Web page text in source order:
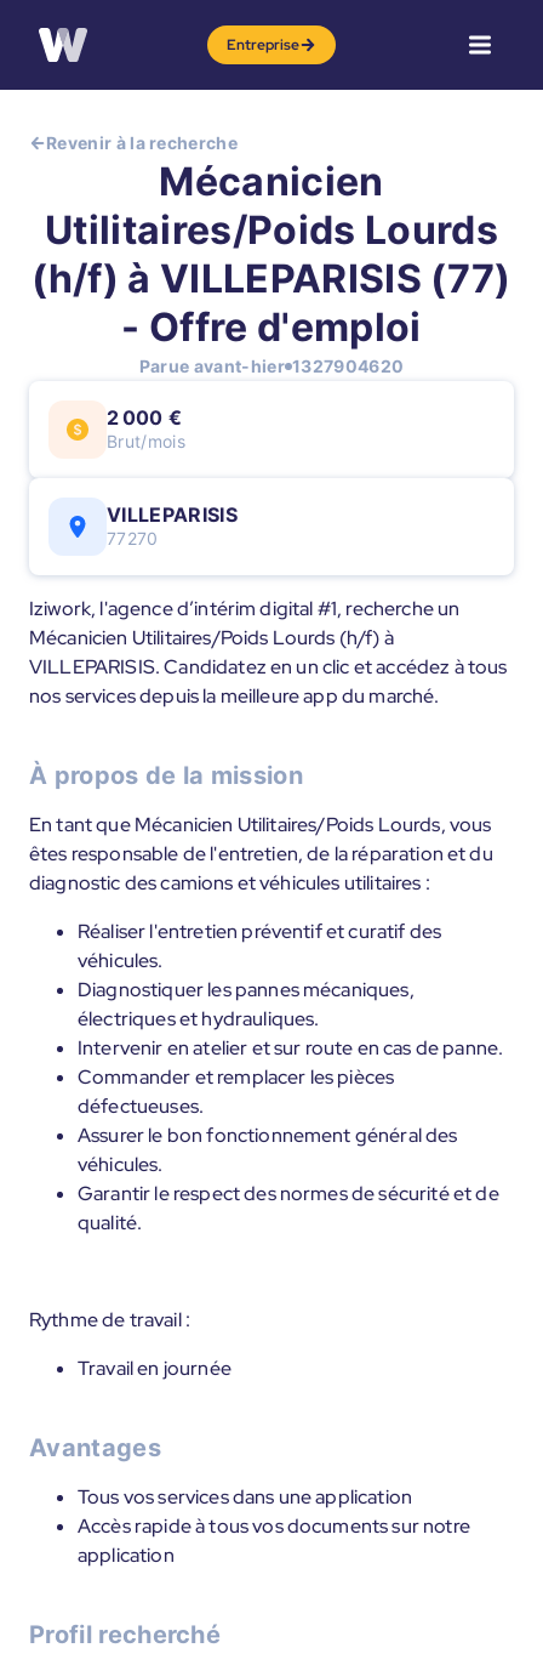
Entreprise
Revenir à la recherche
Mécanicien
Utilitaires/Poids Lourds
(h/f) à VILLEPARISIS (77)
- Offre d'emploi
Parue avant-hier 1327904620
2 000 €
Brut/mois
VILLEPARISIS
77270
Iziwork, l'agence d’intérim digital #1, recherche un
Mécanicien Utilitaires/Poids Lourds (h/f) à
VILLEPARISIS. Candidatez en un clic et accédez à tous
nos services depuis la meilleure app du marché.
À propos de la mission
En tant que Mécanicien Utilitaires/Poids Lourds, vous
êtes responsable de l'entretien, de la réparation et du
diagnostic des camions et véhicules utilitaires :
Réaliser l'entretien préventif et curatif des
véhicules.
Diagnostiquer les pannes mécaniques,
électriques et hydrauliques.
Intervenir en atelier et sur route en cas de panne.
Commander et remplacer les pièces
défectueuses.
Assurer le bon fonctionnement général des
véhicules.
Garantir le respect des normes de sécurité et de
qualité.
Rythme de travail :
Travail en journée
Avantages
Tous vos services dans une application
Accès rapide à tous vos documents sur notre
application
Profil recherché